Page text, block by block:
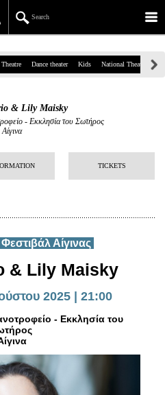
Search
Str, Athens
in
Theatre Dance theater Kids National Theatre
& Lily Maisky
- Εκκλησία του Σωτήρος
Αίγινα
TICKETS
Αίγινας
& Lily Maisky
2025 | 21:00
- Εκκλησία του